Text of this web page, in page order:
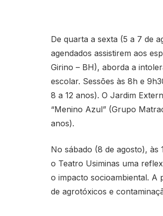
De quarta a sexta (5 a 7 de
agendados assistirem aos
Girino – BH), aborda a
escolar. Sessões às 8h e
8 a 12 anos). O Jardim
“Menino Azul” (Grupo
anos).
No sábado (8 de agosto), às
o Teatro Usiminas uma
o impacto socioambiental. A
de agrotóxicos e